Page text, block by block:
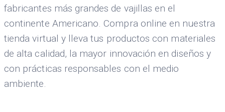
fabricantes más grandes de vajillas en el
continente Americano. Compra online en nuestra
tienda virtual y lleva tus productos con materiales
de alta calidad, la mayor innovación en diseños y
con prácticas responsables con el medio
ambiente.